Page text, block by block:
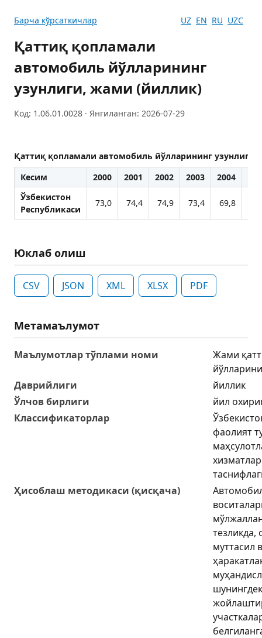
Барча кўрсаткичлар UZ EN RU UZC
Қаттиқ қопламали
автомобиль йўлларининг
узунлиги, жами (йиллик)
Код: 1.06.01.0028 · Янгиланган: 2026-07-29
Қаттиқ қопламали автомобиль йўлларининг
Кесим
2000 2001 2002 2003 2004
Ўзбекистон
Республикаси
73,0 74,4 74,9 73,4 69,8
Юклаб олиш
CSV JSON XML XLSX PDF
Метамаълумот
Маълумотлар тўплами номи
Жами
Даврийлиги
йиллик
Ўлчов бирлиги
йил
Классификаторлар
фаолият
Ҳисоблаш методикаси (қисқача)
тезликда,
муттасил